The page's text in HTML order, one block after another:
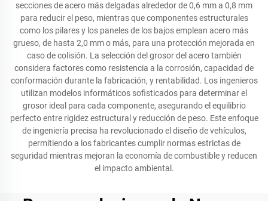
secciones de acero más delgadas alrededor de 0,6 mm a 0,8 mm
para reducir el peso, mientras que componentes estructurales
como los pilares y los paneles de los bajos emplean acero más
grueso, de hasta 2,0 mm o más, para una protección mejorada en
caso de colisión. La selección del grosor del acero también
considera factores como resistencia a la corrosión, capacidad de
conformación durante la fabricación, y rentabilidad. Los ingenieros
utilizan modelos informáticos sofisticados para determinar el
grosor ideal para cada componente, asegurando el equilibrio
perfecto entre rigidez estructural y reducción de peso. Este enfoque
de ingeniería precisa ha revolucionado el diseño de vehículos,
permitiendo a los fabricantes cumplir normas estrictas de
seguridad mientras mejoran la economía de combustible y reducen
el impacto ambiental.